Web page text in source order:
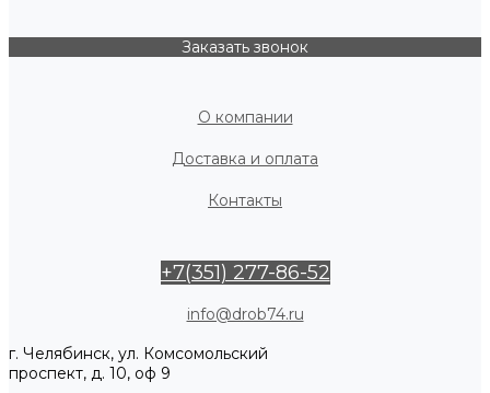
Заказать звонок
О компании
Доставка и оплата
Контакты
+7(351) 277-86-52
info@drob74.ru
г. Челябинск, ул. Комсомольский
проспект, д. 10, оф 9